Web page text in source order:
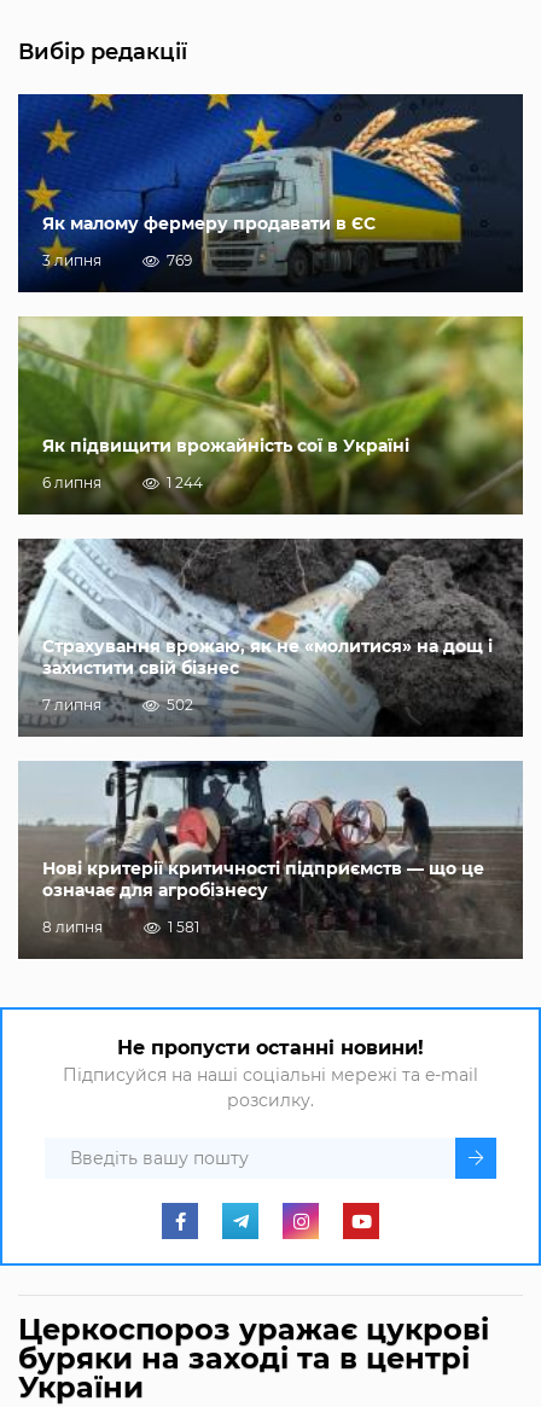
Вибір редакції
Як малому фермеру продавати в ЄС
3 липня 769
Як підвищити врожайність сої в Україні
6 липня 1 244
Страхування врожаю, як не «молитися» на дощ і
захистити свій бізнес
7 липня 502
Нові критерії критичності підприємств — що це
означає для агробізнесу
8 липня 1 581
Не пропусти останні новини!
Підписуйся на наші соціальні мережі та e-mail
розсилку.
Церкоспороз уражає цукрові
буряки на заході та в центрі
України